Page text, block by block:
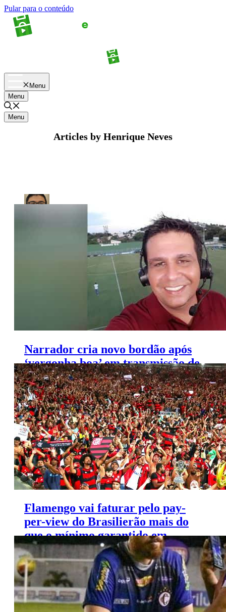
Pular para o conteúdo
Menu
Menu
Menu
Articles by Henrique Neves
Henrique Neves
Narrador cria novo bordão após
‘vergonha boa’ em transmissão de
jogo do Paulistão
Flamengo vai faturar pelo pay-
per-view do Brasilierão mais do
que o mínimo garantido em
contrato